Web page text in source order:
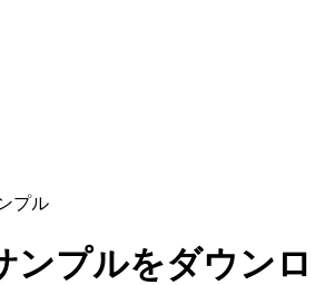
プル
ンプルをダウンロ